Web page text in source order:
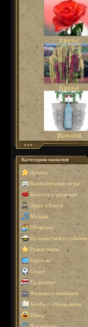
[Цветы]
[Цветы]
[Красота]
Категории каналов
Другое
Компьютерные игры
Красота и здоровье
Люди и блоги
Музыка
Общество
Путешествия и события
Развлечения
Сериалы
Спорт
Транспорт
Фильмы и анимация
Хобби и образование
Юмор